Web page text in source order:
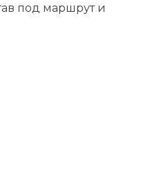
под маршрут и